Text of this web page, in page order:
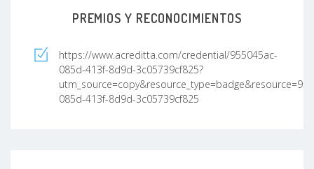
PREMIOS Y RECONOCIMIENTOS
https://www.acreditta.com/credential/955045ac-
085d-413f-8d9d-3c05739cf825?
085d-413f-8d9d-3c05739cf825